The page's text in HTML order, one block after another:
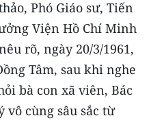
XÃ
Phó Giáo sư, Tiến
Viện Hồ Chí Minh
rõ, ngày 20/3/1961,
Tâm, sau khi nghe
bà con xã viên, Bác
cùng sâu sắc từ